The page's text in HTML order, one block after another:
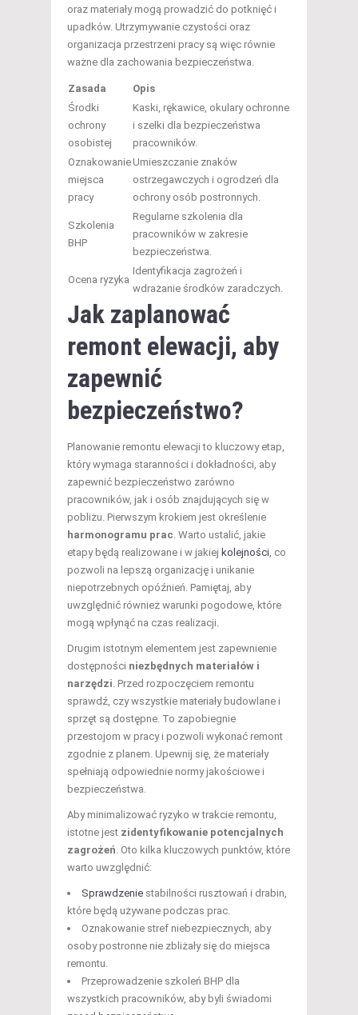
oraz materiały mogą prowadzić do potknięć i
upadków. Utrzymywanie czystości oraz
organizacja przestrzeni pracy są więc równie
ważne dla zachowania bezpieczeństwa.
Zasada
Opis
Środki
ochrony
osobistej
Kaski, rękawice, okulary ochronne
i szelki dla bezpieczeństwa
pracowników.
Oznakowanie
miejsca
pracy
Umieszczanie znaków
ostrzegawczych i ogrodzeń dla
ochrony osób postronnych.
Szkolenia
BHP
Regularne szkolenia dla
pracowników w zakresie
bezpieczeństwa.
Ocena ryzyka
Identyfikacja zagrożeń i
wdrażanie środków zaradczych.
Jak zaplanować
remont elewacji, aby
zapewnić
bezpieczeństwo?
Planowanie remontu elewacji to kluczowy etap,
który wymaga staranności i dokładności, aby
zapewnić bezpieczeństwo zarówno
pracowników, jak i osób znajdujących się w
pobliżu. Pierwszym krokiem jest określenie
harmonogramu prac. Warto ustalić, jakie
etapy będą realizowane i w jakiej kolejności, co
pozwoli na lepszą organizację i unikanie
niepotrzebnych opóźnień. Pamiętaj, aby
uwzględnić również warunki pogodowe, które
mogą wpłynąć na czas realizacji.
Drugim istotnym elementem jest zapewnienie
dostępności niezbędnych materiałów i
narzędzi. Przed rozpoczęciem remontu
sprawdź, czy wszystkie materiały budowlane i
sprzęt są dostępne. To zapobiegnie
przestojom w pracy i pozwoli wykonać remont
zgodnie z planem. Upewnij się, że materiały
spełniają odpowiednie normy jakościowe i
bezpieczeństwa.
Aby minimalizować ryzyko w trakcie remontu,
istotne jest zidentyfikowanie potencjalnych
zagrożeń. Oto kilka kluczowych punktów, które
warto uwzględnić:
Sprawdzenie stabilności rusztowań i drabin,
które będą używane podczas prac.
Oznakowanie stref niebezpiecznych, aby
osoby postronne nie zbliżały się do miejsca
remontu.
Przeprowadzenie szkoleń BHP dla
wszystkich pracowników, aby byli świadomi